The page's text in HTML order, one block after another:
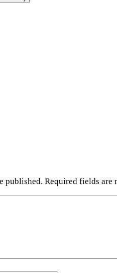
published. Required fields are